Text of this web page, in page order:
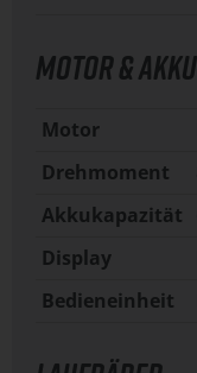
MOTOR & AKKU
Motor
Drehmoment
Akkukapazität
Display
Bedieneinheit